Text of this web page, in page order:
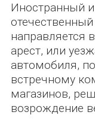
Иностранный
направляется
арест, или
автомобиля,
встречному
магазинов,
возрождение